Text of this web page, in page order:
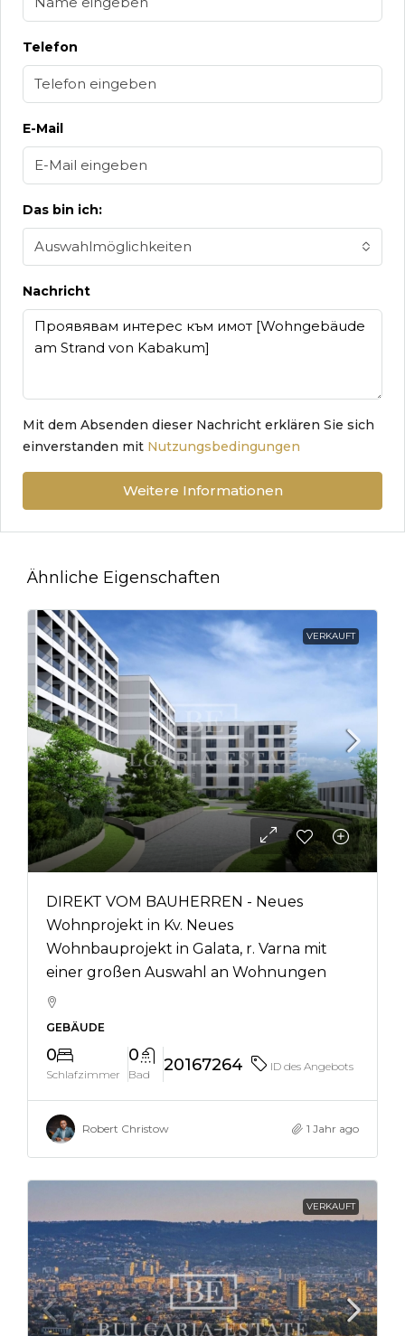
Telefon
E-Mail
Das bin ich:
Auswahlmöglichkeiten
Nachricht
Mit dem Absenden dieser Nachricht erklären Sie sich
einverstanden mit Nutzungsbedingungen
Weitere Informationen
Ähnliche Eigenschaften
VERKAUFT
DIREKT VOM BAUHERREN - Neues
Wohnprojekt in Kv. Neues
Wohnbauprojekt in Galata, r. Varna mit
einer großen Auswahl an Wohnungen
GEBÄUDE
0
Schlafzimmer
0
Bad 20167264 ID des Angebots
Robert Christow 1 Jahr ago
VERKAUFT